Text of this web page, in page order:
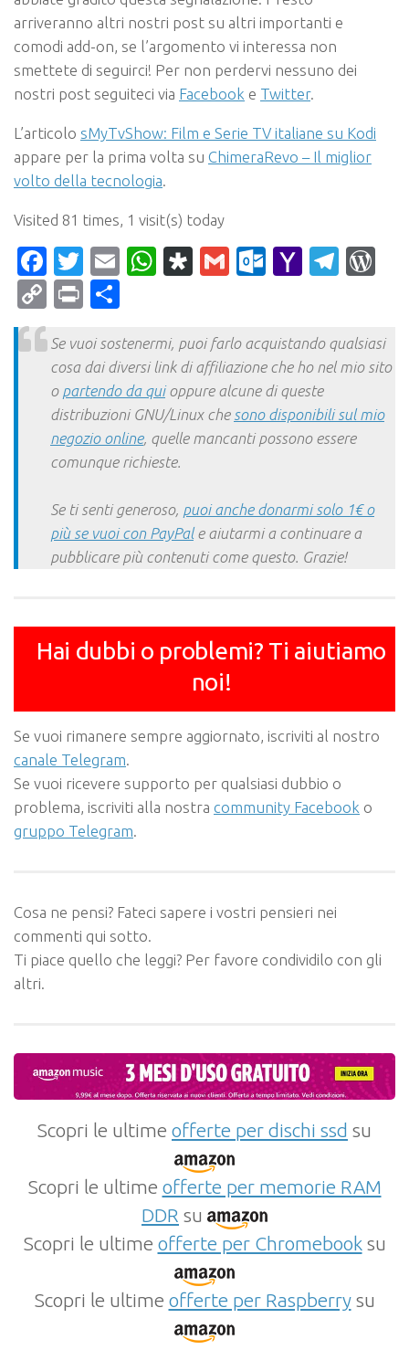
arriveranno altri nostri post su altri importanti e
comodi add-on, se l’argomento vi interessa non
smettete di seguirci! Per non perdervi nessuno dei
nostri post seguiteci via Facebook e Twitter.
L’articolo sMyTvShow: Film e Serie TV italiane su Kodi
appare per la prima volta su ChimeraRevo – Il miglior
volto della tecnologia.
Visited 81 times, 1 visit(s) today
Facebook
Twitter
EmailWhatsApp
Diaspora
Gmail Yahoo
CopyPrint
Se vuoi sostenermi, puoi farlo acquistando qualsiasi
cosa dai diversi link di affiliazione che ho nel mio sito
o partendo da quioppure alcune di queste
distribuzioni GNU/Linux che sono disponibili sul mio
negozio online, quelle mancanti possono essere
comunque richieste.
Se ti senti generoso, puoi anche donarmi solo 1€ o
più se vuoi con PayPale aiutarmi a continuare a
pubblicare più contenuti come questo. Grazie!
Hai dubbi o problemi? Ti aiutiamo
noi!
Se vuoi rimanere sempre aggiornato, iscriviti al nostro
canale Telegram
Se vuoi ricevere supporto per qualsiasi dubbio o
problema, iscriviti alla nostra community Facebook o
gruppo Telegram
Cosa ne pensi? Fateci sapere i vostri pensieri nei
commenti qui sotto.
Ti piace quello che leggi? Per favore condividilo con gli
altri.
Scopri le ultime offerte per dischi ssd su
Scopri le ultime offerte per memorie RAM
DDR su
Scopri le ultime offerte per Chromebooksu
Scopri le ultime offerte per Raspberrysu